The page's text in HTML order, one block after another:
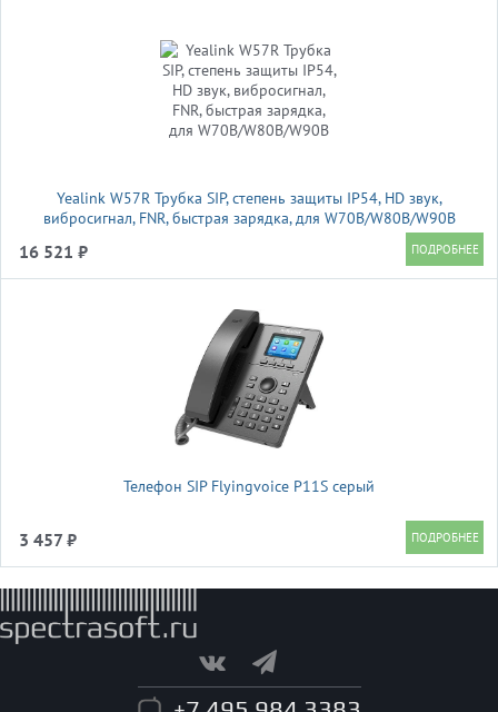
Yealink W57R Трубка SIP, степень защиты IP54, HD звук,
вибросигнал, FNR, быстрая зарядка, для W70B/W80B/W90B
16 521 ₽
Телефон SIP Flyingvoice P11S серый
3 457 ₽